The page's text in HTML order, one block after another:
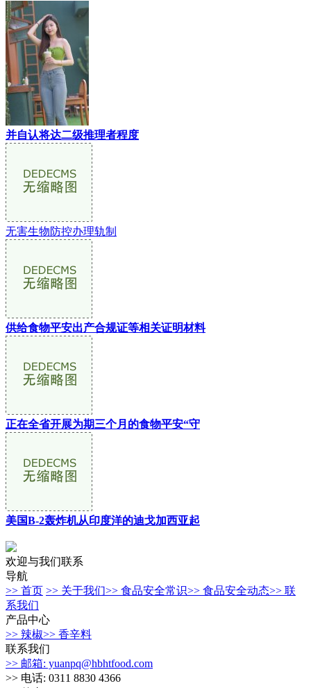
并自认将达二级推理者程度
无害生物防控办理轨制
供给食物平安出产合规证等相关证明材料
正在全省开展为期三个月的食物平安“守
美国B-2轰炸机从印度洋的迪戈加西亚起
欢迎与我们联系
导航
>> 首页 >> 关于我们>> 食品安全常识>> 食品安全动态>> 联
系我们
产品中心
>> 辣椒>> 香辛料
联系我们
>> 邮箱: yuanpq@hbhtfood.com
>> 电话: 0311 8830 4366